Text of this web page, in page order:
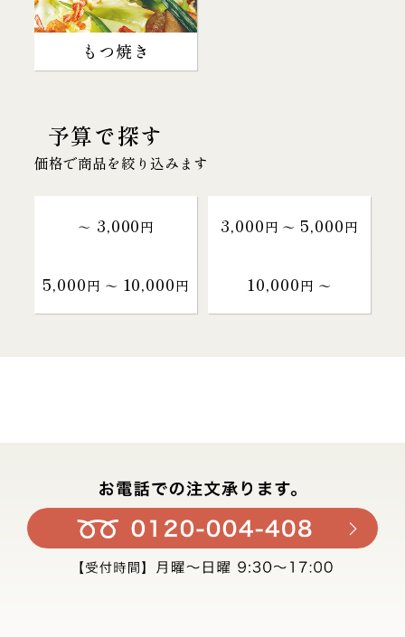
もつ焼き
予算で探す
価格で商品を絞り込みます
～ 3,000円 3,000円 〜 5,000円
5,000円 〜 10,000円 10,000円 〜